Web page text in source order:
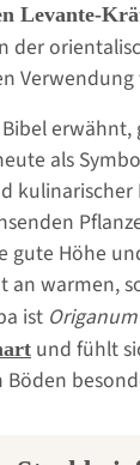
Levante-
der
Verwendung
erwähnt,
als
kulinarischer
gute Höhe
an warmen,
ist
und fühlt
Böden